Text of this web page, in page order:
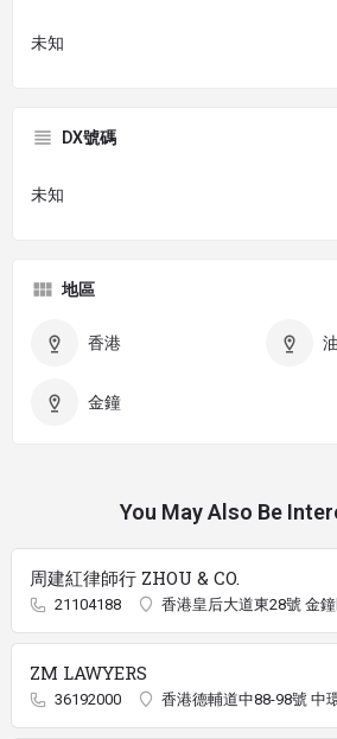
未知
DX號碼
未知
地區
香港
金鐘
You May Also Be
周建紅律師行 ZHOU & CO.
21104188 香港皇后大道東28號 金
ZM LAWYERS
36192000 香港德輔道中88-98號 中